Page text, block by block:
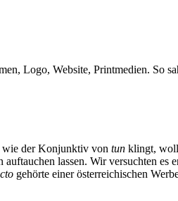
Logo, Website, Printmedien. So
wie der Konjunktiv von tun klingt,
lassen. Wir versuchten
gehörte einer österreichischen